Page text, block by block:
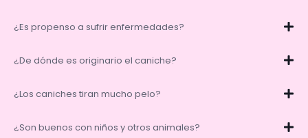
¿Es propenso a sufrir enfermedades?
¿De dónde es originario el caniche?
¿Los caniches tiran mucho pelo?
¿Son buenos con niños y otros animales?